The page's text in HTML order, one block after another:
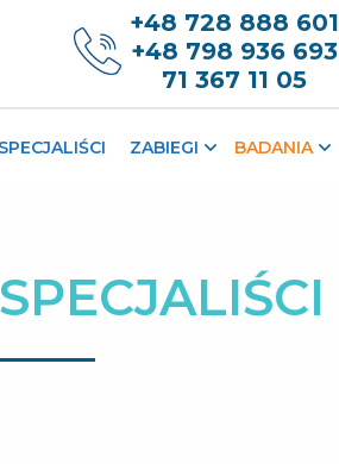
+48 728 888 601
+48 798 936 693
71 367 11 05
ZABIEGI BADANIA